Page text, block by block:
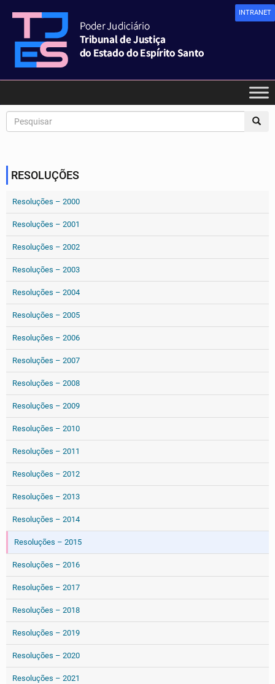
INTRANET
RESOLUÇÕES
Resoluções – 2000
Resoluções – 2001
Resoluções – 2002
Resoluções – 2003
Resoluções – 2004
Resoluções – 2005
Resoluções – 2006
Resoluções – 2007
Resoluções – 2008
Resoluções – 2009
Resoluções – 2010
Resoluções – 2011
Resoluções – 2012
Resoluções – 2013
Resoluções – 2014
Resoluções – 2015
Resoluções – 2016
Resoluções – 2017
Resoluções – 2018
Resoluções – 2019
Resoluções – 2020
Resoluções – 2021